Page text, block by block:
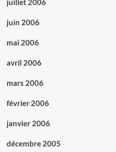
juillet 2006
juin 2006
mai 2006
avril 2006
mars 2006
février 2006
janvier 2006
décembre 2005